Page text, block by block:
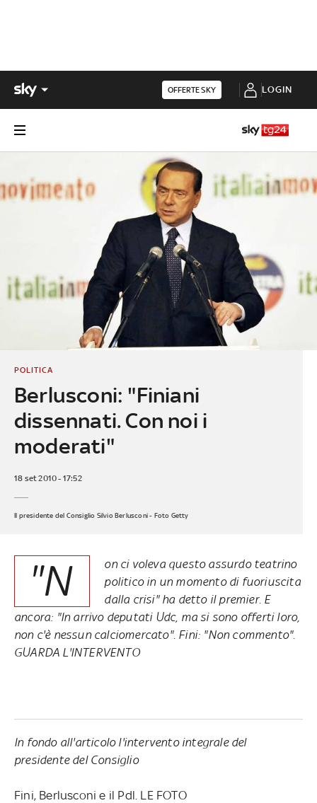
OFFERTE SKY LOGIN
Berlusconi: "Finiani
dissennati. Con noi i
moderati"
POLITICA
18 set 2010 - 17:52
Il presidente del Consiglio Silvio Berlusconi - Foto Getty
"N
on ci voleva questo assurdo teatrino
politico in un momento di fuoriuscita
dalla crisi" ha detto il premier. E
ancora: "In arrivo deputati Udc, ma si sono offerti loro,
non c'è nessun calciomercato". Fini: "Non commento".
GUARDA L'INTERVENTO
In fondo all'articolo l'intervento integrale del
presidente del Consiglio
Fini, Berlusconi e il Pdl. LE FOTO